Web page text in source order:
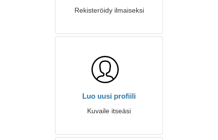
Rekisteröidy ilmaiseksi
Luo uusi profiili
Kuvaile itseäsi